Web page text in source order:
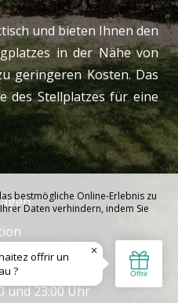
und bieten Ihnen den
in der Nähe von
geringeren Kosten. Das
des Stellplatzes für eine
und 23:00 Uhr
bestmögliche Online-Erlebnis zu
Daten verhindern, indem Sie
Ich lehne ab